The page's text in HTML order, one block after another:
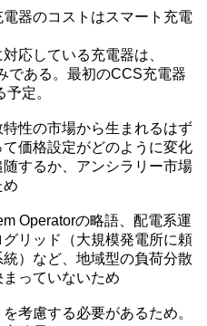
電器のコストはスマート充電
応している充電器は、
である。最初のCCS充電器
定。
性の市場から生まれるはず
価格設定がどのように変化
するか、アンシラリー市場
め
Operatorの略語、配電系運
リッド（大規模発電所に頼
）など、地域型の負荷分散
っていないため
考慮する必要があるため。